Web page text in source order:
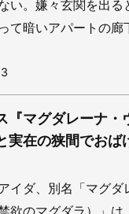
い。嫌々玄関を出る
て暗いアパートの廊
『マグダレーナ・
実在の狭間でおば
イダ、別名「マグダ
欲のマグダラ）」は